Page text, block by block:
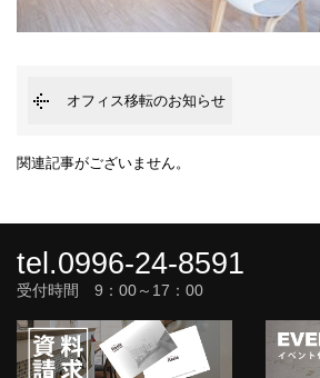
オフィス移転のお知らせ
関連記事がございません。
tel.0996-24-8591
受付時間 9：00～17：00